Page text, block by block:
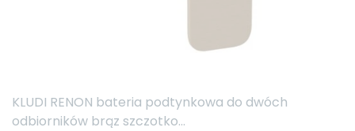
KLUDI RENON bateria podtynkowa do dwóch
odbiorników brąz szczotko...